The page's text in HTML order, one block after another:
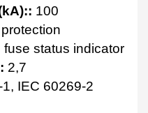
100
fuse status indicator
2,7
IEC 60269-2